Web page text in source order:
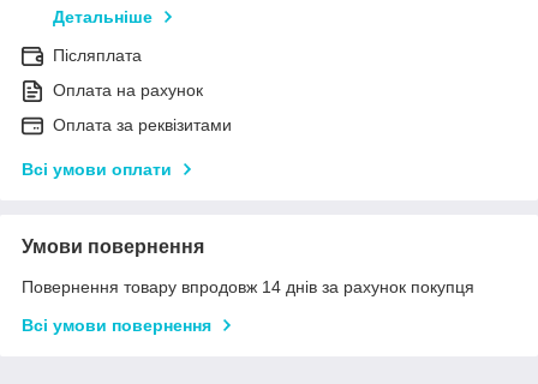
Детальніше
Післяплата
Оплата на рахунок
Оплата за реквізитами
Всі умови оплати
Умови повернення
Повернення товару впродовж 14 днів за рахунок покупця
Всі умови повернення